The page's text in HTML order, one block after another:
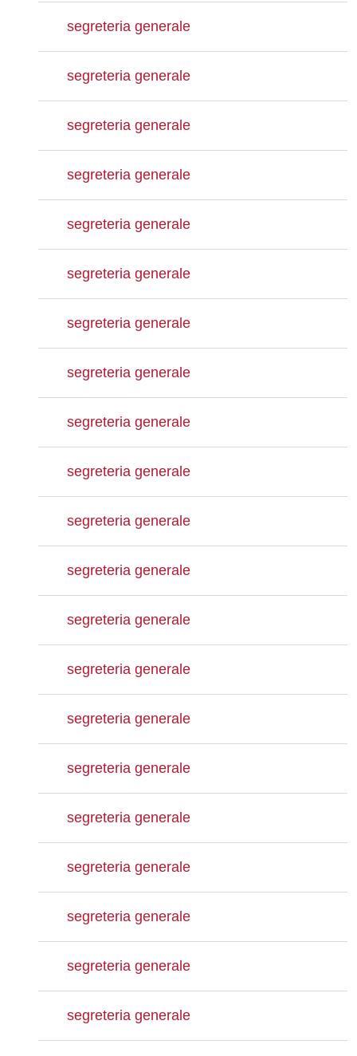
segreteria generale
segreteria generale
segreteria generale
segreteria generale
segreteria generale
segreteria generale
segreteria generale
segreteria generale
segreteria generale
segreteria generale
segreteria generale
segreteria generale
segreteria generale
segreteria generale
segreteria generale
segreteria generale
segreteria generale
segreteria generale
segreteria generale
segreteria generale
segreteria generale